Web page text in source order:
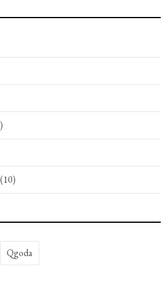
(10)
Qgoda